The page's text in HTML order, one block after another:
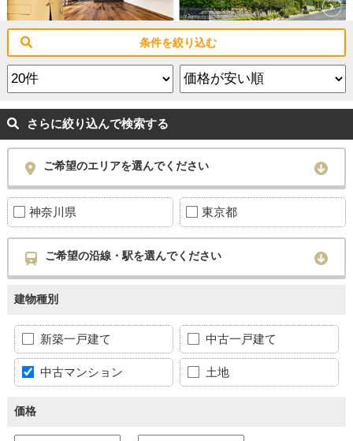
条件を絞り込む
さらに絞り込んで検索する
ご希望のエリアを選んでください
神奈川県 東京都
ご希望の沿線・駅を選んでください
建物種別
新築一戸建て 中古一戸建て
中古マンション 土地
価格